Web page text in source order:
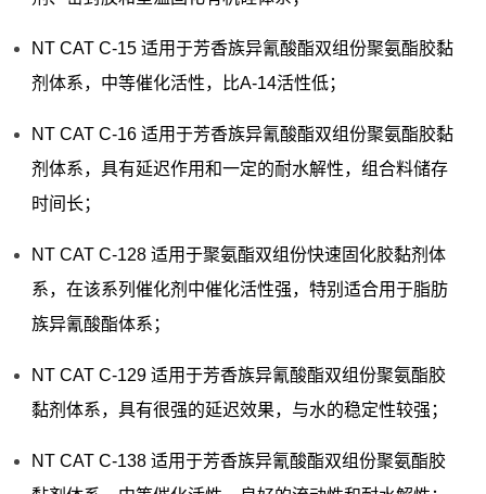
NT CAT C-15 适用于芳香族异氰酸酯双组份聚氨酯胶黏
剂体系，中等催化活性，比A-14活性低；
NT CAT C-16 适用于芳香族异氰酸酯双组份聚氨酯胶黏
剂体系，具有延迟作用和一定的耐水解性，组合料储存
时间长；
NT CAT C-128 适用于聚氨酯双组份快速固化胶黏剂体
系，在该系列催化剂中催化活性强，特别适合用于脂肪
族异氰酸酯体系；
NT CAT C-129 适用于芳香族异氰酸酯双组份聚氨酯胶
黏剂体系，具有很强的延迟效果，与水的稳定性较强；
NT CAT C-138 适用于芳香族异氰酸酯双组份聚氨酯胶